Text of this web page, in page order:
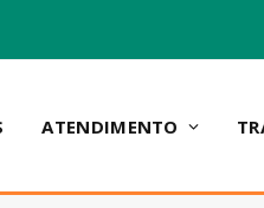
ATENDIMENTO